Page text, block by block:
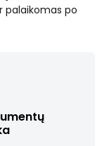
palaikomas po